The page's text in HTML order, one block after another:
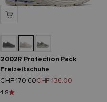
2002R Protection Pack
Freizeitschuhe
Regulärer Preis
CHF 170.00Angebot
CHF 136.00
4.8